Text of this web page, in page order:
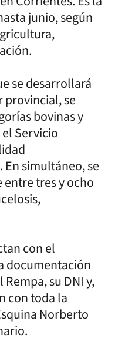
junio, según
se desarrollará
se
bovinas y
Servicio
simultáneo, se
entre tres y ocho
con el
documentación
su DNI y,
con toda la
Norberto